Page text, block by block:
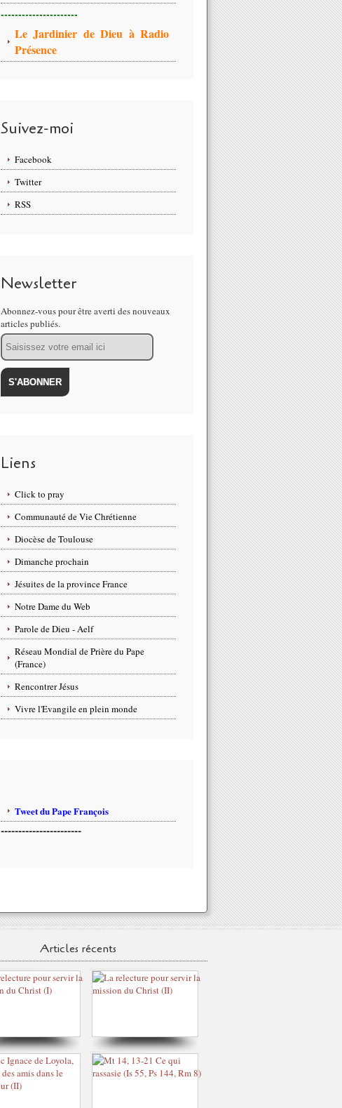
----------------------
Le Jardinier de Dieu à Radio
Présence
Suivez-moi
Facebook
Twitter
RSS
Newsletter
Abonnez-vous pour être averti des nouveaux
articles publiés.
Email
Liens
Click to pray
Communauté de Vie Chrétienne
Diocèse de Toulouse
Dimanche prochain
Jésuites de la province France
Notre Dame du Web
Parole de Dieu - Aelf
Réseau Mondial de Prière du Pape
(France)
Rencontrer Jésus
Vivre l'Evangile en plein monde
Tweet du Pape François
-----------------------
Articles récents